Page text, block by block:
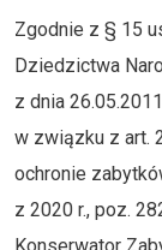
Zgodnie z § 15
Dziedzictwa
z dnia
w związku z art.
ochronie
z 2020 r., poz.